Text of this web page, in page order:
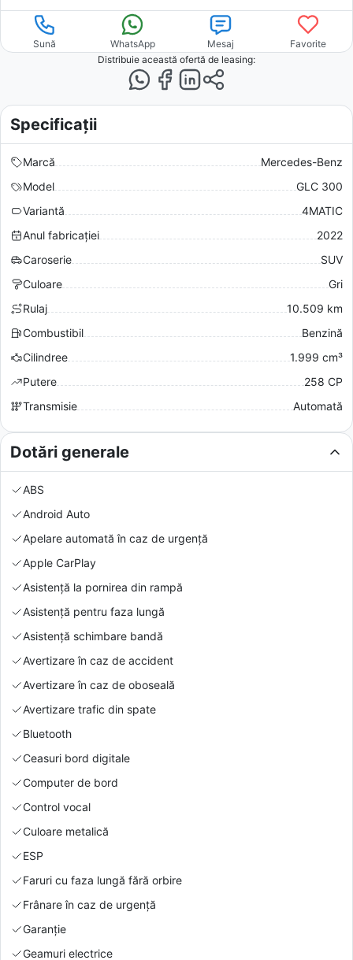
Sună WhatsApp Mesaj
Favorite
Distribuie această ofertă de leasing:
Specificații
Marcă
Mercedes-Benz
Model
GLC 300
Variantă
4MATIC
Anul fabricației
2022
Caroserie
SUV
Culoare
Gri
Rulaj
10.509 km
Combustibil
Benzină
Cilindree
1.999 cm³
Putere
258 CP
Transmisie
Automată
Dotări generale
ABS
Android Auto
Apelare automată în caz de urgență
Apple CarPlay
Asistență la pornirea din rampă
Asistență pentru faza lungă
Asistență schimbare bandă
Avertizare în caz de accident
Avertizare în caz de oboseală
Avertizare trafic din spate
Bluetooth
Ceasuri bord digitale
Computer de bord
Control vocal
Culoare metalică
ESP
Faruri cu faza lungă fără orbire
Frânare în caz de urgență
Garanție
Geamuri electrice